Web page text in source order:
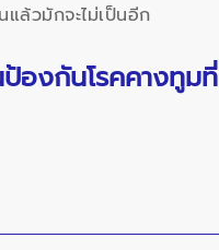
ล้วมักจะไม่เป็นอีก
องกันโรคคางทูมที่